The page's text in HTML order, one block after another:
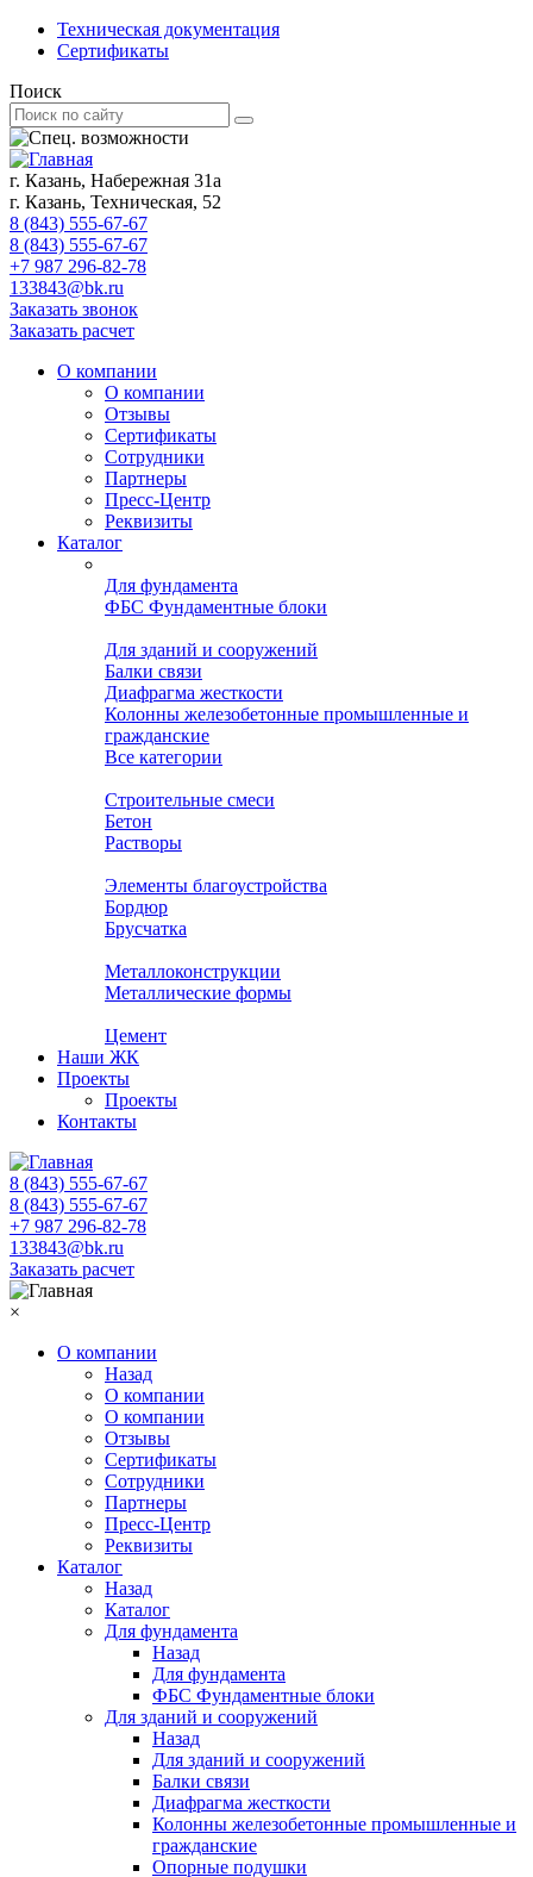
Техническая документация
Сертификаты
Поиск
г. Казань, Набережная 31а
г. Казань, Техническая, 52
8 (843) 555-67-67
8 (843) 555-67-67
+7 987 296-82-78
133843@bk.ru
Заказать звонок
Заказать расчет
О компании
О компании
Отзывы
Сертификаты
Сотрудники
Партнеры
Пресс-Центр
Реквизиты
Каталог
Для фундамента
ФБС Фундаментные блоки
Для зданий и сооружений
Балки связи
Диафрагма жесткости
Колонны железобетонные промышленные и
гражданские
Все категории
Строительные смеси
Бетон
Растворы
Элементы благоустройства
Бордюр
Брусчатка
Металлоконструкции
Металлические формы
Цемент
Наши ЖК
Проекты
Проекты
Контакты
8 (843) 555-67-67
8 (843) 555-67-67
+7 987 296-82-78
133843@bk.ru
Заказать расчет
×
О компании
Назад
О компании
О компании
Отзывы
Сертификаты
Сотрудники
Партнеры
Пресс-Центр
Реквизиты
Каталог
Назад
Каталог
Для фундамента
Назад
Для фундамента
ФБС Фундаментные блоки
Для зданий и сооружений
Назад
Для зданий и сооружений
Балки связи
Диафрагма жесткости
Колонны железобетонные промышленные и
гражданские
Опорные подушки